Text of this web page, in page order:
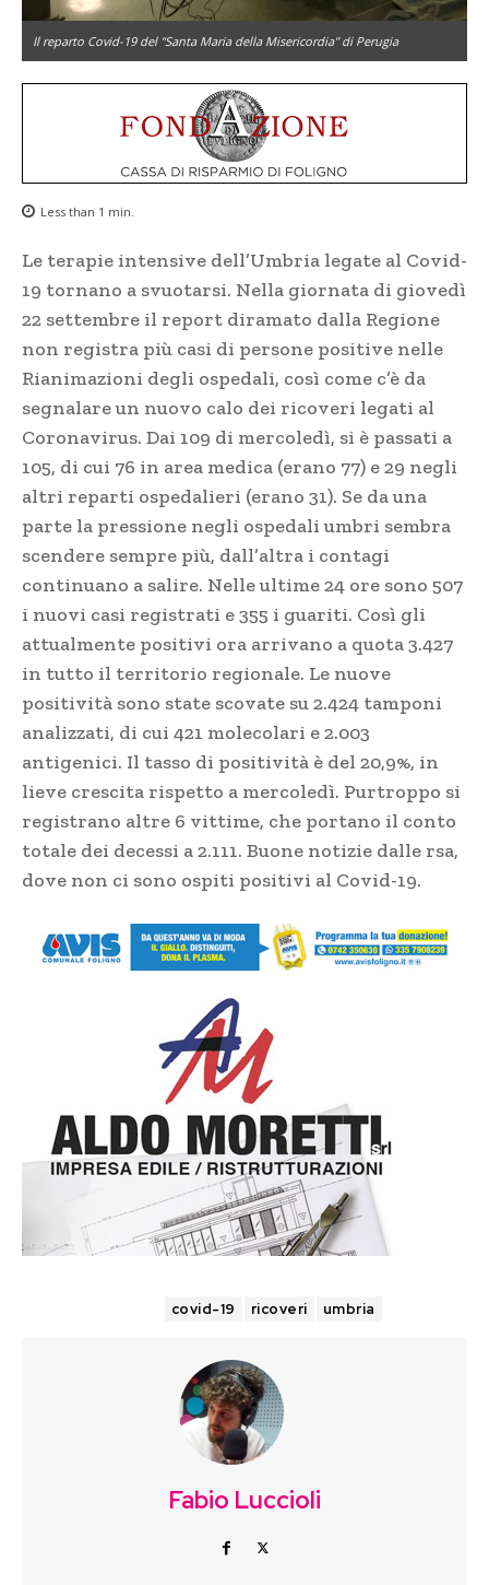
Il reparto Covid-19 del "Santa Maria della Misericordia" di Perugia
Less than 1 min.
Le terapie intensive dell’Umbria legate al Covid-
19 tornano a svuotarsi. Nella giornata di giovedì
22 settembre il report diramato dalla Regione
non registra più casi di persone positive nelle
Rianimazioni degli ospedali, così come c’è da
segnalare un nuovo calo dei ricoveri legati al
Coronavirus. Dai 109 di mercoledì, si è passati a
105, di cui 76 in area medica (erano 77) e 29 negli
altri reparti ospedalieri (erano 31). Se da una
parte la pressione negli ospedali umbri sembra
scendere sempre più, dall’altra i contagi
continuano a salire. Nelle ultime 24 ore sono 507
i nuovi casi registrati e 355 i guariti. Così gli
attualmente positivi ora arrivano a quota 3.427
in tutto il territorio regionale. Le nuove
positività sono state scovate su 2.424 tamponi
analizzati, di cui 421 molecolari e 2.003
antigenici. Il tasso di positività è del 20,9%, in
lieve crescita rispetto a mercoledì. Purtroppo si
registrano altre 6 vittime, che portano il conto
totale dei decessi a 2.111. Buone notizie dalle rsa,
dove non ci sono ospiti positivi al Covid-19.
covid-19 ricoveri umbria
Fabio Luccioli